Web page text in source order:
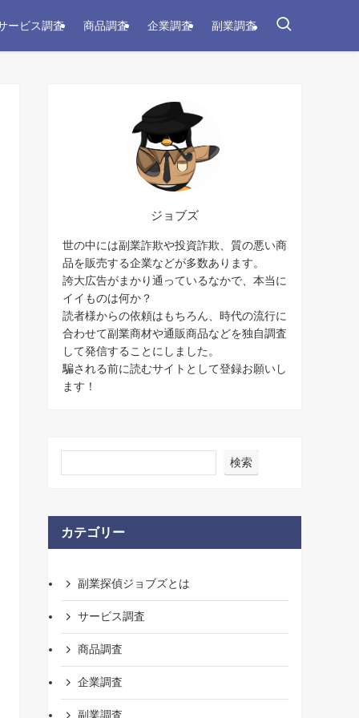
ービス調査 商品調査 企業調査 副業調査
ジョブズ
世の中には副業詐欺や投資詐欺、質の悪い商
品を販売する企業などが多数あります。
誇大広告がまかり通っているなかで、本当に
イイものは何か？
読者様からの依頼はもちろん、時代の流行に
合わせて副業商材や通販商品などを独自調査
して発信することにしました。
騙される前に読むサイトとして登録お願いし
ます！
検索
カテゴリー
副業探偵ジョブズとは
サービス調査
商品調査
企業調査
副業調査